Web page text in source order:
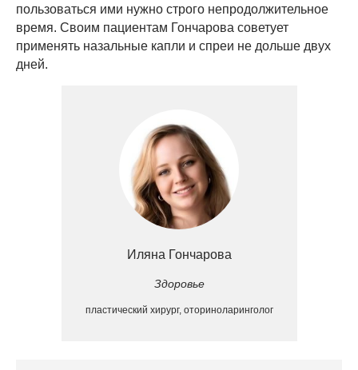
пользоваться ими нужно строго непродолжительное
время. Своим пациентам Гончарова советует
применять назальные капли и спреи не дольше двух
дней.
Иляна Гончарова
Здоровье
пластический хирург, оториноларинголог